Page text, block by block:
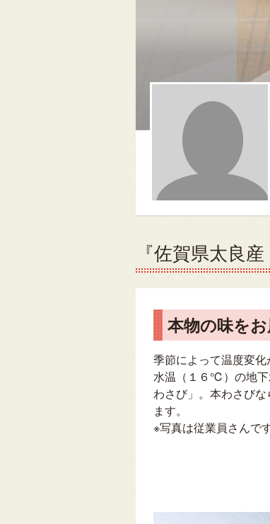
『佐賀県太良
本物の味をお
季節によって温度変
水温（１６℃）の地下
わさび」。本わさび
ます。
※写真は従業員さんで